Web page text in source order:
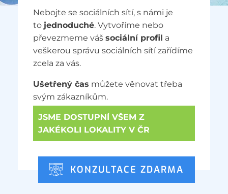
Nebojte se sociálních sítí, s námi je
to jednoduché. Vytvoříme nebo
převezmeme váš sociální profil a
veškerou správu sociálních sítí zařídíme
zcela za vás.
Ušetřený čas můžete věnovat třeba
svým zákazníkům.
JSME DOSTUPNÍ VŠEM Z
JAKÉKOLI LOKALITY V ČR
KONZULTACE ZDARMA